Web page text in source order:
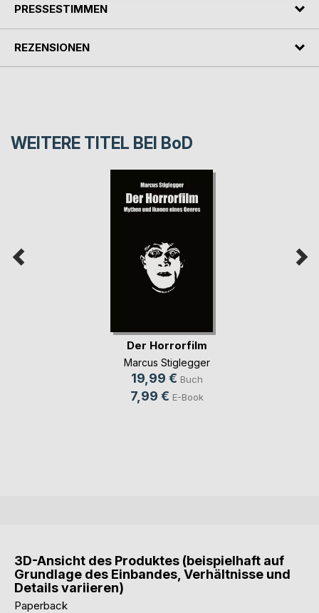
PRESSESTIMMEN
REZENSIONEN
WEITERE TITEL BEI BoD
Der Horrorfilm
Marcus Stiglegger
19,99 € Buch
7,99 € E-Book
3D-Ansicht des Produktes (beispielhaft auf
Grundlage des Einbandes, Verhältnisse und
Details variieren)
Paperback